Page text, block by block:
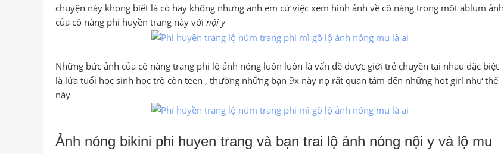
chuyện này khong biết là có hay không nhưng anh em cứ việc xem hình ảnh về cô nàng trong một ablum ảnh
của cô nàng phi huyền trang này với nội y
Những bức ảnh của cô nàng trang phi lộ ảnh nóng luôn luôn là vấn đề được giới trẻ chuyền tai nhau đặc biệt
là lứa tuổi học sinh học trò còn teen , thường những bạn 9x này nọ rất quan tâm đến những hot girl như thế
này
Ảnh nóng bikini phi huyen trang và bạn trai lộ ảnh nóng nội y và lộ mu